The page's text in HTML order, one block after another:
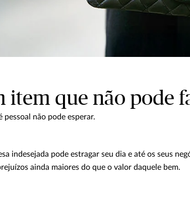
item que não pode
pessoal não pode esperar.
indesejada pode estragar seu dia e até os seus
ainda maiores do que o valor daquele bem.